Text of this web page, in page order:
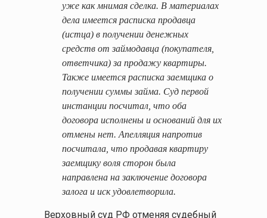
уже как мнимая сделка. В материалах
дела имеется расписка продавца
(истца) в получении денежных
средств от займодавца (покупателя,
ответчика) за продажу квартиры.
Также имеется расписка заемщика о
получении суммы займа. Суд первой
инстанции посчитал, что оба
договора исполнены и оснований для их
отмены нет. Апелляция напротив
посчитала, что продавая квартиру
заемщику воля сторон была
направлена на заключение договора
залога и иск удовлетворила.
Верховный суд РФ отменяя судебный